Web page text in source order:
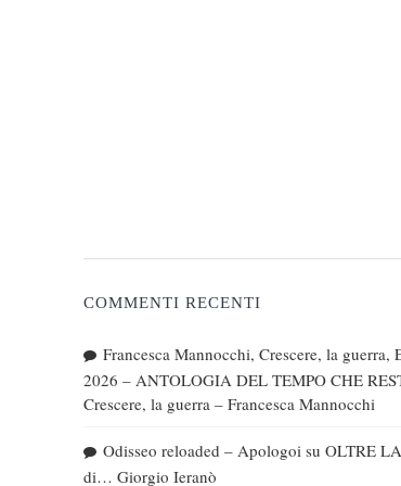
COMMENTI RECENTI
Francesca Mannocchi, Crescere, la guerra,
2026 – ANTOLOGIA DEL TEMPO CHE
Crescere, la guerra – Francesca Mannocchi
Odisseo reloaded – Apologoi su OLTRE
di… Giorgio Ieranò